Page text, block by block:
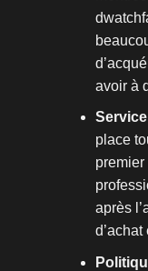
avoir à
place
après